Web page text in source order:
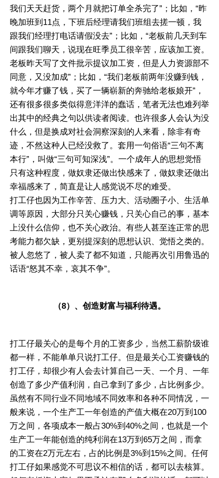
我们天天赶货，两个月就把订单全杀完了”；比如，“昨
晚加班到11点，下班后经理请我们班组去搓一顿，我
跟我们经理打电话请假没去”；比如，“老板前几天到车
间跟我们聊天，说现在旺季员工很辛苦，应该加工资。
老板昨天写了文件批示提议加工资，但是人力资源部不
同意，又没加成”；比如，“我们老板前两年没赚到钱，
就今年才赚了钱，买了一辆崭新的奔驰给老板娘开”，
还有很多很多类似得意洋洋的蠢话，笔者无法也难列举
出其中的经典之句以供读者阅读。也许很多人会认为没
什么，但是换成对社会洞察深刻的人来看，除非有奇
迹，不然这种人已经没救了。套用一句俗语“三句不离
本行”，叫做“三句可知深浅”。一个成年人的思想觉悟
只有这种程度，做奴隶还做出快感来了，做奴隶还做出
幸福感来了，简直是让人感觉说不尽的难受。
打工仔也因为工作辛苦、压力大、活动圈子小、生活单
调等原因，大部分只关心赚钱，只关心自己的事，基本
上没什么信仰，也不关心政治。有些人甚至连正常的思
考能力都欠缺，更别提深刻的思想认识、觉悟之类的。
被人忽悠了，被人卖了都不知道，只能再次引用鲁迅的
话语“怒其不幸，哀其不争”。
（8）、创造财富与福利待遇。
打工仔最关心的是每个月的工资多少，当然工薪阶级谁
都一样，不能单单只说打工仔。但是最关心工资赚钱的
打工仔，却很少有人会去计算自己一天、一个月、一年
创造了多少产值利润，自己拿到了多少，占比例多少。
虽然有不同行业不同地域不同效率和各种不同情况，一
般来说，一个生产工一年创造的产值大概在20万到100
万之间，各项成本一般占30%到40%之间，也就是一个
生产工一年能创造的纯利润在13万到65万之间，而拿
的工资在2万元左右，占的比例是3%到15%之间。任何
打工仔如果感觉不可思议不相信的话，都可以去核算。